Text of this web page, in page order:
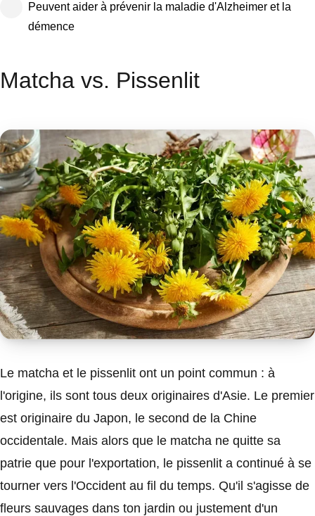
Peuvent aider à prévenir la maladie d'Alzheimer et la
démence
Matcha vs. Pissenlit
Le matcha et le pissenlit ont un point commun : à
l'origine, ils sont tous deux originaires d'Asie. Le premier
est originaire du Japon, le second de la Chine
occidentale. Mais alors que le matcha ne quitte sa
patrie que pour l'exportation, le pissenlit a continué à se
tourner vers l'Occident au fil du temps. Qu'il s'agisse de
fleurs sauvages dans ton jardin ou justement d'un